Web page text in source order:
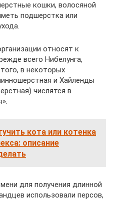
кошки, волосяной
подшерстка или
относят к
всего Нибелунга,
в некоторых
и Хайленды
числятся в
кота или котенка
описание
для получения длинной
использовали персов,